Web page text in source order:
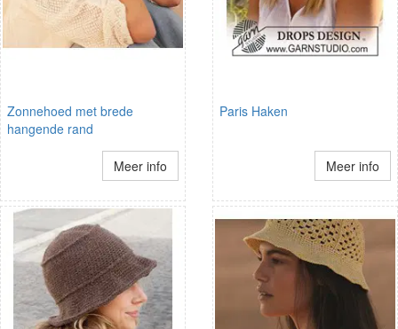
Zonnehoed met brede
hangende rand
Meer info
Paris Haken
Meer info